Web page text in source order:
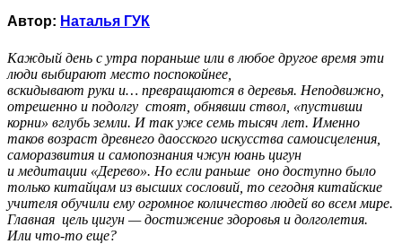
Автор: Наталья ГУК
Каждый день с утра пораньше или в любое другое время эти
люди выбирают место поспокойнее,
вскидывают руки и… превращаются в деревья. Неподвижно,
отрешенно и подолгу стоят, обнявши ствол, «пустивши
корни» вглубь земли. И так уже семь тысяч лет. Именно
таков возраст древнего даосского искусства самоисцеления,
саморазвития и самопознания чжун юань цигун
и медитации «Дерево». Но если раньше оно доступно было
только китайцам из высших сословий, то сегодня китайские
учителя обучили ему огромное количество людей во всем мире.
Главная цель цигун — достижение здоровья и долголетия.
Или что-то еще?